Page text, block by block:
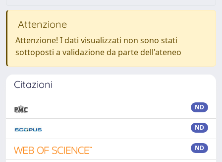
Attenzione
Attenzione! I dati visualizzati non sono stati
sottoposti a validazione da parte dell'ateneo
Citazioni
ND
ND
ND